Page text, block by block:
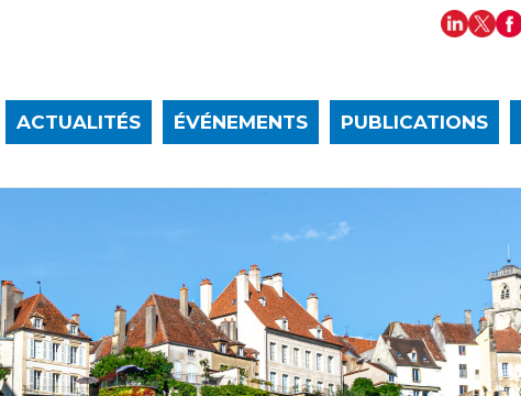
ACTUALITÉS ÉVÉNEMENTS PUBLICATIONS